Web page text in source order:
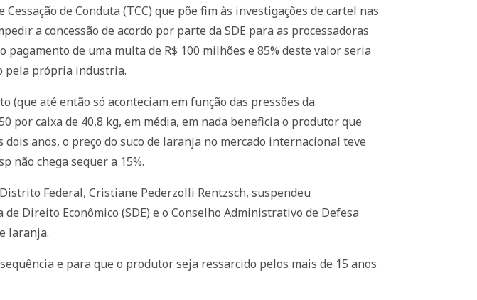
de Conduta (TCC) que põe fim às investigações de cartel nas
a concessão de acordo por parte da SDE para as processadoras
de uma multa de R$ 100 milhões e 85% deste valor seria
pela própria industria.
(que até então só aconteciam em função das pressões da
por caixa de 40,8 kg, em média, em nada beneficia o produtor que
anos, o preço do suco de laranja no mercado internacional teve
não chega sequer a 15%.
Federal, Cristiane Pederzolli Rentzsch, suspendeu
Direito Econômico (SDE) e o Conselho Administrativo de Defesa
laranja.
e para que o produtor seja ressarcido pelos mais de 15 anos